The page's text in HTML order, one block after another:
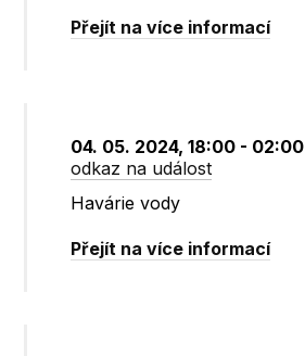
Přejít na více informací
04. 05. 2024, 18:00 - 02:00
odkaz na událost
Havárie vody
Přejít na více informací